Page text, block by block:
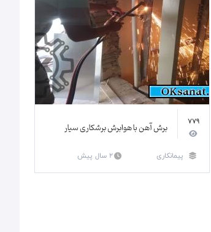
779 برش آهن با هوابرش برشکاری سیار
پیمانکاری 2 سال پیش